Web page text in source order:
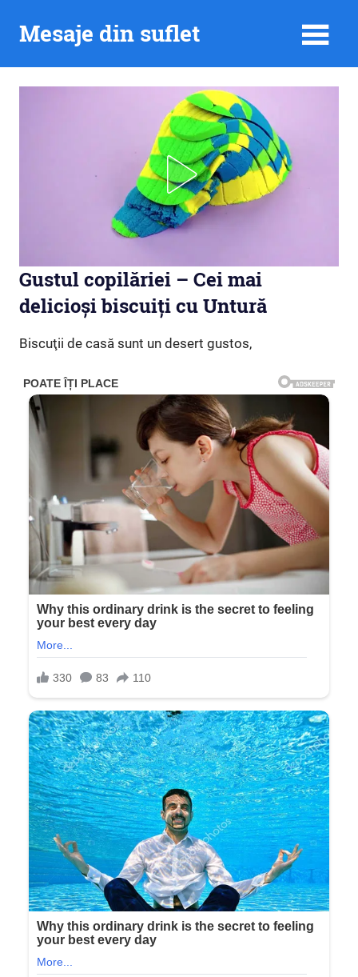
Mesaje din suflet
Gustul copilăriei – Cei mai
delicioși biscuiți cu Untură
Biscuţii de casă sunt un desert gustos,